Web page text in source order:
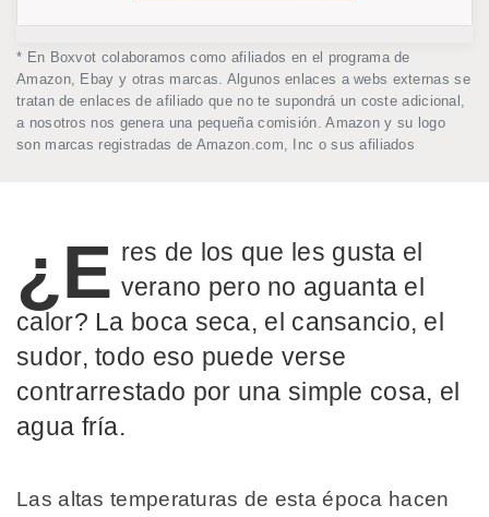
* En Boxvot colaboramos como afiliados en el programa de
Amazon, Ebay y otras marcas. Algunos enlaces a webs externas se
tratan de enlaces de afiliado que no te supondrá un coste adicional,
a nosotros nos genera una pequeña comisión. Amazon y su logo
son marcas registradas de Amazon.com, Inc o sus afiliados
¿E res de los que les gusta el
verano pero no aguanta el
calor? La boca seca, el cansancio, el
sudor, todo eso puede verse
contrarrestado por una simple cosa, el
agua fría.
Las altas temperaturas de esta época hacen